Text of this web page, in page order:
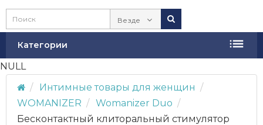
Везде
Категории
NULL
Интимные товары для женщин
WOMANIZER
Womanizer Duo
Бесконтактный клиторальный стимулятор